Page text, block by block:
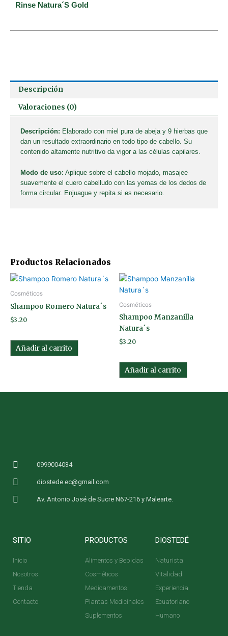
Productos Relacionados
Cosméticos
Shampoo Romero Natura´s
$3.20
Añadir al carrito
Cosméticos
Shampoo Manzanilla
Natura´s
$3.20
Añadir al carrito
Rinse Natura´s Gold
Descripción
Valoraciones (0)
Descripción: Elaborado con miel pura de abeja y 9 hierbas que
dan un resultado extraordinario en todo tipo de cabello. Su
contenido altamente nutritivo da vigor a las células capilares.
Modo de uso: Aplique sobre el cabello mojado, masajee
suavemente el cuero cabelludo con las yemas de los dedos de
forma circular. Enjuague y repita si es necesario.
0999004034
diostede.ec@gmail.com
Av. Antonio José de Sucre N67-216 y Malearte.
SITIO
Inicio
Nosotros
Tienda
Contacto
PRODUCTOS
Alimentos y Bebidas
Cosméticos
Medicamentos
Plantas Medicinales
Suplementos
DIOSTEDÉ
Naturista
Vitalidad
Experiencia
Ecuatoriano
Humano